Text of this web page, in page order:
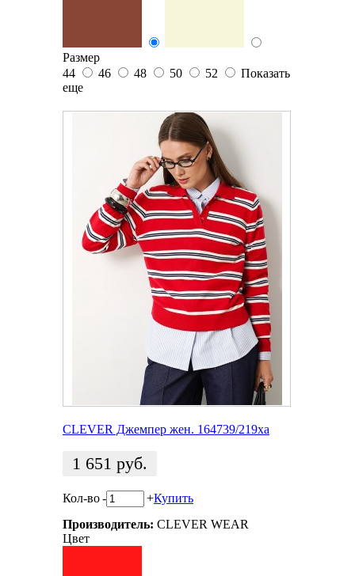
Размер
44
46 48 50 52
Показать
еще
CLEVER Джемпер жен. 164739/219ха
1 651 руб.
Кол-во- +Купить
Производитель: CLEVER WEAR
Цвет